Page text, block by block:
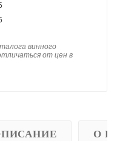
винного
от цен в
О